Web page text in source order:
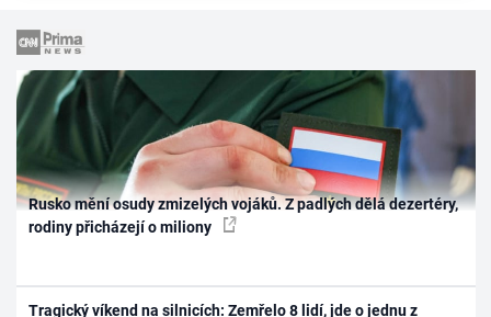
Rusko mění osudy zmizelých vojáků. Z padlých dělá dezertéry,
rodiny přicházejí o miliony
Tragický víkend na silnicích: Zemřelo 8 lidí, jde o jednu z